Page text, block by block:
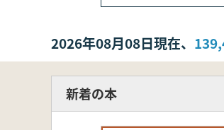
2026年08月08日現在、
新着の本